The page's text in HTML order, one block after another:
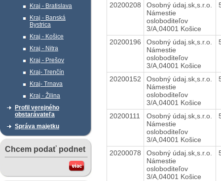
Kraj - Bratislava
Kraj - Banská
Bystrica
Kraj - Košice
Kraj - Nitra
Kraj - Prešov
Kraj- Trenčín
Kraj- Trnava
Kraj - Žilina
Profil verejného
obstarávateľa
Správa majetku
Chcem podať podnet
20200208
Osobný údaj.sk,s.r.o.
Námestie
osloboditeľov
3/A,04001 Košice
20200196
Osobný údaj.sk,s.r.o.
Námestie
osloboditeľov
3/A,04001 Košice
20200152
Osobný údaj.sk,s.r.o.
Námestie
osloboditeľov
3/A,04001 Košice
20200111
Osobný údaj.sk,s.r.o.
Námestie
osloboditeľov
3/A,04001 Košice
20200078
Osobný údaj.sk,s.r.o.
Námestie
osloboditeľov
3/A,04001 Košice